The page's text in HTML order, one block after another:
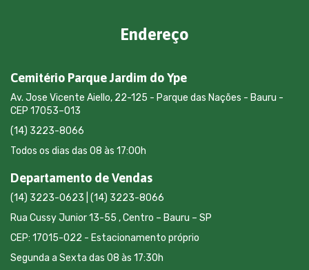
Endereço
Cemitério Parque Jardim do Ype
Av. Jose Vicente Aiello, 22-125 - Parque das Nações - Bauru -
CEP 17053–013
(14) 3223-8066
Todos os dias das 08 às 17:00h
Departamento de Vendas
(14) 3223-0623 | (14) 3223-8066
Rua Cussy Junior 13-55 , Centro – Bauru – SP
CEP: 17015-022 - Estacionamento próprio
Segunda a Sexta das 08 às 17:30h